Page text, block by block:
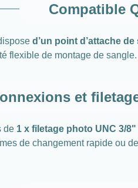
Compatible
d’un point d’attache de
flexible de montage de
et
de 1 x filetage photo UNC 3/8"
de changement rapide ou